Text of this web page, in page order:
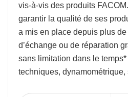
vis-à-vis des produits
garantir la qualité de ses
a mis en place depuis plus
d’échange ou de réparation
sans limitation dans le temps*
techniques,